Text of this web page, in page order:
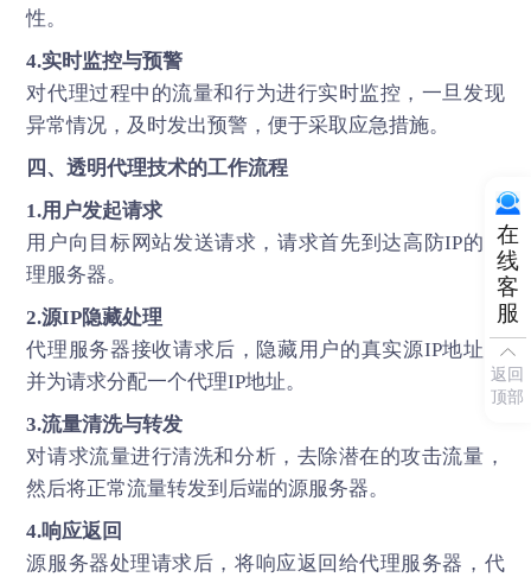
性。
4.实时监控与预警
对代理过程中的流量和行为进行实时监控，一旦发现
异常情况，及时发出预警，便于采取应急措施。
四、透明代理技术的工作流程
1.用户发起请求
用户向目标网站发送请求，请求首先到达高防IP的代
理服务器。
2.源IP隐藏处理
代理服务器接收请求后，隐藏用户的真实源IP地址，
并为请求分配一个代理IP地址。
3.流量清洗与转发
对请求流量进行清洗和分析，去除潜在的攻击流量，
然后将正常流量转发到后端的源服务器。
4.响应返回
源服务器处理请求后，将响应返回给代理服务器，代
在
线
客
服
返回
顶部